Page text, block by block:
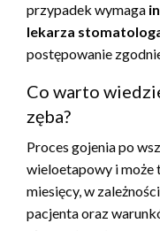
przypadek wymaga
lekarza
postępowanie
Co warto
zęba?
Proces gojenia po
wieloetapowy i
miesięcy, w
pacjenta oraz